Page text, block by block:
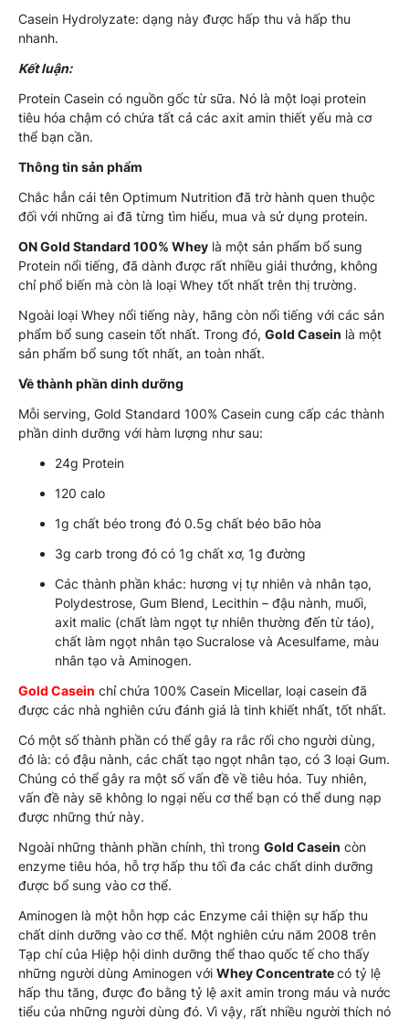
Casein Hydrolyzate: dạng này được hấp thu và hấp thu
nhanh.
Kết luận:
Protein Casein có nguồn gốc từ sữa. Nó là một loại protein
tiêu hóa chậm có chứa tất cả các axit amin thiết yếu mà cơ
thể bạn cần.
Thông tin sản phẩm
Chắc hẳn cái tên Optimum Nutrition đã trờ hành quen thuộc
đối với những ai đã từng tìm hiểu, mua và sử dụng protein.
ON Gold Standard 100% Whey là một sản phẩm bổ sung
Protein nổi tiếng, đã dành được rất nhiều giải thưởng, không
chỉ phổ biến mà còn là loại Whey tốt nhất trên thị trường.
Ngoài loại Whey nổi tiếng này, hãng còn nổi tiếng với các sản
phẩm bổ sung casein tốt nhất. Trong đó, Gold Casein là một
sản phẩm bổ sung tốt nhất, an toàn nhất.
Về thành phần dinh dưỡng
Mỗi serving, Gold Standard 100% Casein cung cấp các thành
phần dinh dưỡng với hàm lượng như sau:
24g Protein
120 calo
1g chất béo trong đó 0.5g chất béo bão hòa
3g carb trong đó có 1g chất xơ, 1g đường
Các thành phần khác: hương vị tự nhiên và nhân tạo,
Polydestrose, Gum Blend, Lecithin – đậu nành, muối,
axit malic (chất làm ngọt tự nhiên thường đến từ táo),
chất làm ngọt nhân tạo Sucralose và Acesulfame, màu
nhân tạo và Aminogen.
Gold Casein chỉ chứa 100% Casein Micellar, loại casein đã
được các nhà nghiên cứu đánh giá là tinh khiết nhất, tốt nhất.
Có một số thành phần có thể gây ra rắc rối cho người dùng,
đó là: có đậu nành, các chất tạo ngọt nhân tạo, có 3 loại Gum.
Chúng có thể gây ra một số vấn đề về tiêu hóa. Tuy nhiên,
vấn đề này sẽ không lo ngại nếu cơ thể bạn có thể dung nạp
được những thứ này.
Ngoài những thành phần chính, thì trong Gold Casein còn
enzyme tiêu hóa, hỗ trợ hấp thu tối đa các chất dinh dưỡng
được bổ sung vào cơ thể.
Aminogen là một hỗn hợp các Enzyme cải thiện sự hấp thu
chất dinh dưỡng vào cơ thể. Một nghiên cứu năm 2008 trên
Tạp chí của Hiệp hội dinh dưỡng thể thao quốc tế cho thấy
những người dùng Aminogen với Whey Concentratecó tỷ lệ
hấp thu tăng, được đo bằng tỷ lệ axit amin trong máu và nước
tiểu của những người dùng đó. Vì vậy, rất nhiều người thích nó